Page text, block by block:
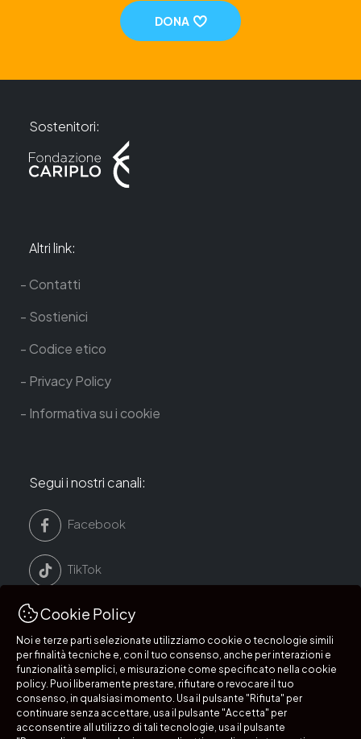
DONA
Sostenitori:
Altri link:
Contatti
Sostienici
Codice etico
Privacy Policy
Informativa su i cookie
Segui i nostri canali:
Facebook
TikTok
LinkedIn
Instagram
Cookie Policy
Noi e terze parti selezionate utilizziamo cookie o tecnologie simili
per finalità tecniche e, con il tuo consenso, anche per interazioni e
funzionalità semplici, e misurazione come specificato nella cookie
policy. Puoi liberamente prestare, rifiutare o revocare il tuo
consenso, in qualsiasi momento. Usa il pulsante "Rifiuta" per
continuare senza accettare, usa il pulsante "Accetta" per
acconsentire all utilizzo di tali tecnologie, usa il pulsante